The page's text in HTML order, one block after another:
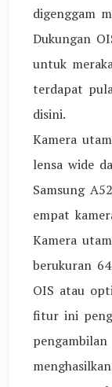
digenggam
Dukungan
untuk
terdapat
disini.
Kamera
lensa wide
Samsung
empat
Kamera
berukuran
OIS atau
fitur ini